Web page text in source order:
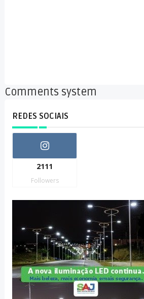
Comments system
REDES SOCIAIS
2111
Followers